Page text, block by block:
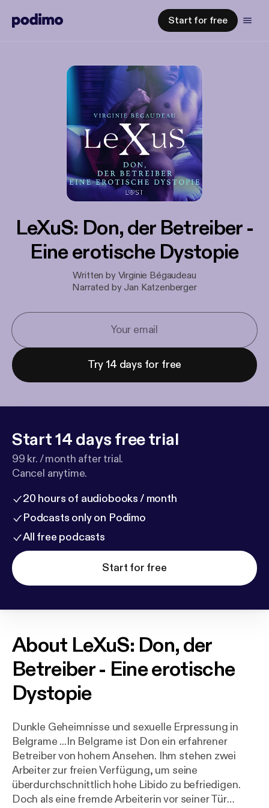
Start for free
LeXuS: Don, der Betreiber -
Eine erotische Dystopie
Written by Virginie Bégaudeau
Narrated by Jan Katzenberger
Try 14 days for free
Start 14 days free trial
99 kr. / month after trial.
Cancel anytime.
20 hours of audiobooks / month
Podcasts only on Podimo
All free podcasts
Start for free
About LeXuS: Don, der
Betreiber - Eine erotische
Dystopie
Dunkle Geheimnisse und sexuelle Erpressung in
Belgrame ...In Belgrame ist Don ein erfahrener
Betreiber von hohem Ansehen. Ihm stehen zwei
Arbeiter zur freien Verfügung, um seine
überdurchschnittlich hohe Libido zu befriedigen.
Doch als eine fremde Arbeiterin vor seiner Tür